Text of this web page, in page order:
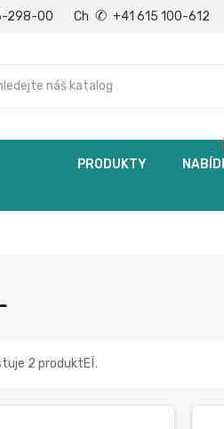
298-00 Ch ✆ +41 615 100-612
PRODUKTY
2 produktЕЇ.